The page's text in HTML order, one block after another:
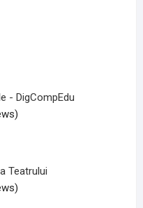
- DigCompEdu
Teatrului